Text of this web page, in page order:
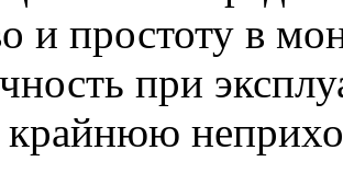
и простоту в
при
крайнюю